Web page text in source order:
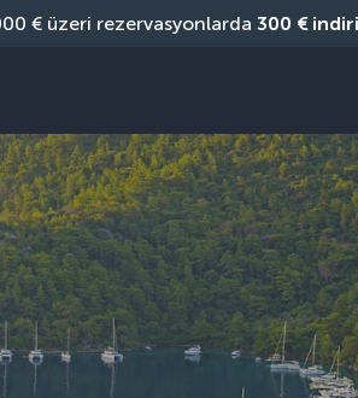
€ üzeri rezervasyonlarda 300 €